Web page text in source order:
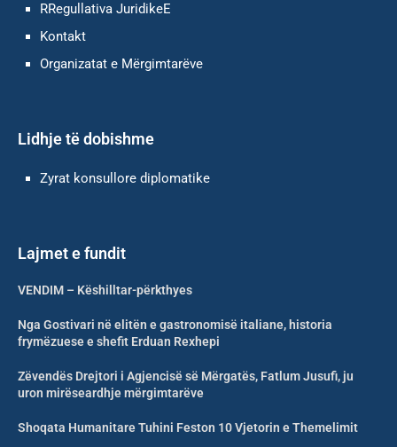
RRegullativa JuridikeE
Kontakt
Оrganizatat e Mërgimtarëve
Lidhje të dobishme
Zyrat konsullore diplomatike
Lajmet e fundit
VENDIM – Këshilltar-përkthyes
Nga Gostivari në elitën e gastronomisë italiane, historia
frymëzuese e shefit Erduan Rexhepi
Zëvendës Drejtori i Agjencisë së Mërgatës, Fatlum Jusufi, ju
uron mirëseardhje mërgimtarëve
Shoqata Humanitare Tuhini Feston 10 Vjetorin e Themelimit